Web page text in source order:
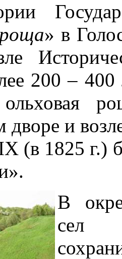
» в
200 –
дворе и
(в 1825 г.)
В
сел